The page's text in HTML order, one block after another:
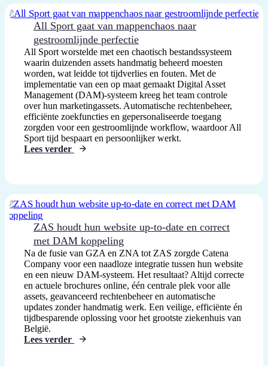
All Sport gaat van mappenchaos naar
gestroomlijnde perfectie
All Sport worstelde met een chaotisch bestandssysteem
waarin duizenden assets handmatig beheerd moesten
worden, wat leidde tot tijdverlies en fouten. Met de
implementatie van een op maat gemaakt Digital Asset
Management (DAM)-systeem kreeg het team controle
over hun marketingassets. Automatische rechtenbeheer,
efficiënte zoekfuncties en gepersonaliseerde toegang
zorgden voor een gestroomlijnde workflow, waardoor All
Sport tijd bespaart en persoonlijker werkt.
Lees verder
ZAS houdt hun website up-to-date en correct
met DAM koppeling
Na de fusie van GZA en ZNA tot ZAS zorgde Catena
Company voor een naadloze integratie tussen hun website
en een nieuw DAM-systeem. Het resultaat? Altijd correcte
en actuele brochures online, één centrale plek voor alle
assets, geavanceerd rechtenbeheer en automatische
updates zonder handmatig werk. Een veilige, efficiënte én
tijdbesparende oplossing voor het grootste ziekenhuis van
België.
Lees verder